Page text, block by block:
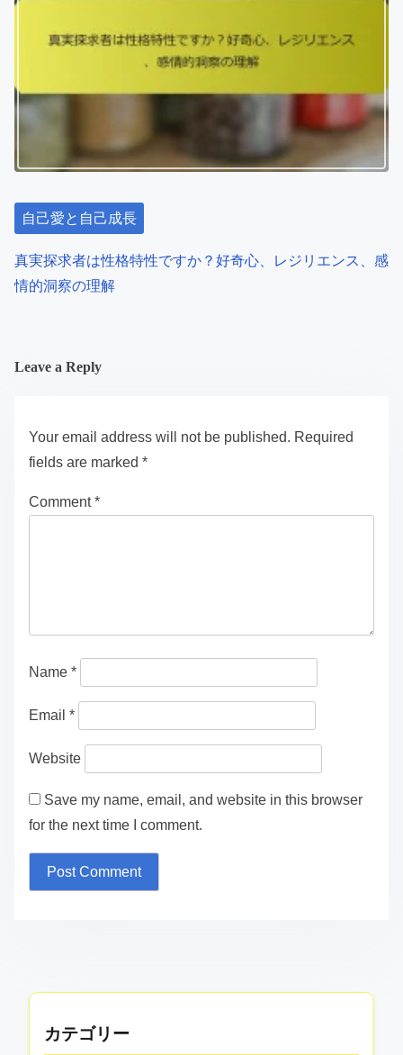
自己愛と自己成長
真実探求者は性格特性ですか？好奇心、レジリエンス、感
情的洞察の理解
Leave a Reply
Your email address will not be published. Required
fields are marked *
Comment*
Name *
Email *
Website
Save my name, email, and website in this browser
for the next time I comment.
カテゴリー